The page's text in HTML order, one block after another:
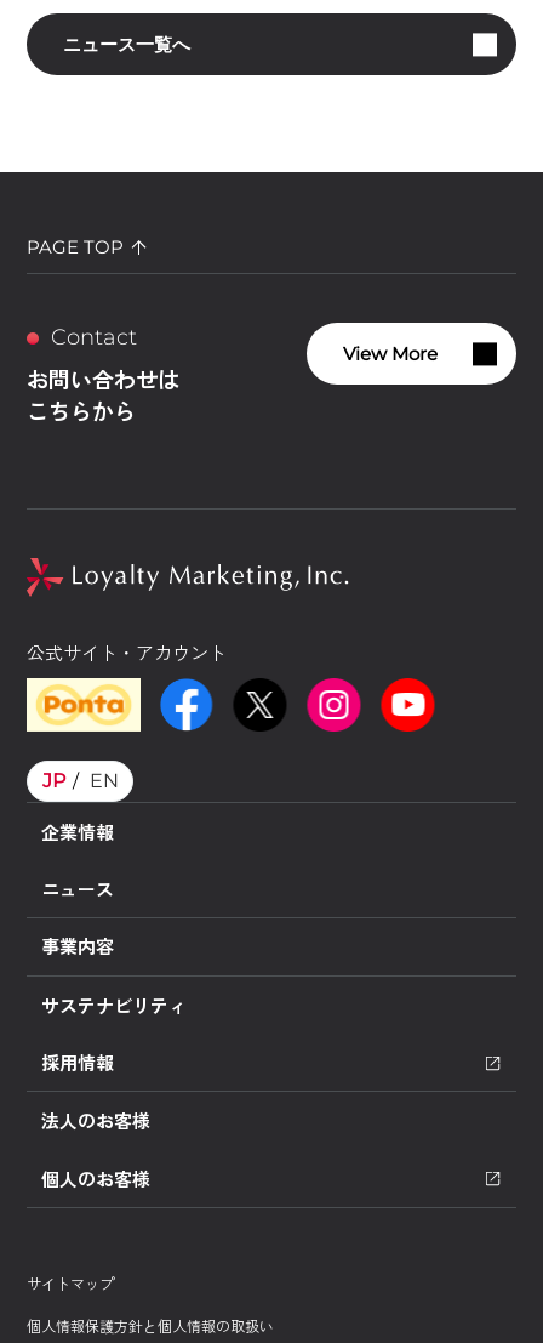
ニュース一覧へ
PAGE TOP
Contact
お問い合わせは
こちらから
View More
公式サイト・アカウント
JP EN
企業情報
ニュース
事業内容
サステナビリティ
採用情報
法人のお客様
個人のお客様
サイトマップ
個人情報保護方針と個人情報の取扱い